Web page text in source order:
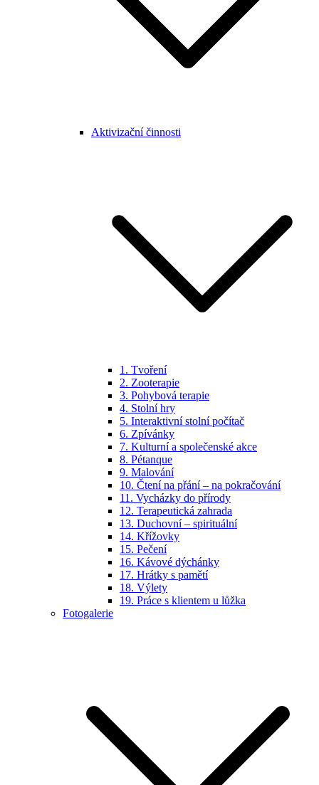
Aktivizační činnosti
1. Tvoření
2. Zooterapie
3. Pohybová terapie
4. Stolní hry
5. Interaktivní stolní počítač
6. Zpívánky
7. Kulturní a společenské akce
8. Pétanque
9. Malování
10. Čtení na přání – na pokračování
11. Vycházky do přírody
12. Terapeutická zahrada
13. Duchovní – spirituální
14. Křížovky
15. Pečení
16. Kávové dýchánky
17. Hrátky s pamětí
18. Výlety
19. Práce s klientem u lůžka
Fotogalerie